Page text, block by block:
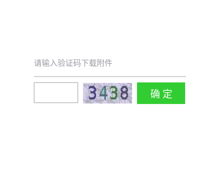
请输入验证码下载附件